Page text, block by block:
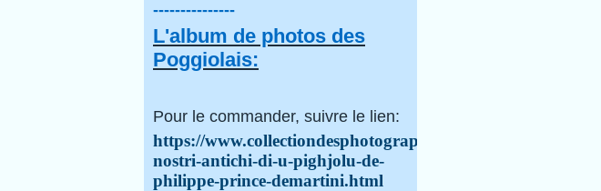
---------------
L'album de photos des
Poggiolais:
Pour le commander, suivre le lien:
https://www.collectiondesphotographes.com/i-
nostri-antichi-di-u-pighjolu-de-
philippe-prince-demartini.html